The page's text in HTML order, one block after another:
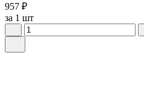
957 ₽
за 1 шт